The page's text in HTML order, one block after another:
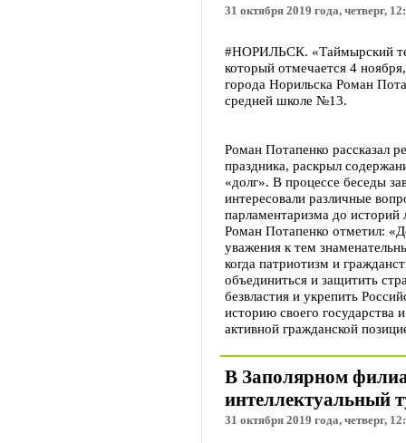
31 октября 2019 года, четверг,
#НОРИЛЬСК. «Таймырский
который отмечается 4
города Норильска Роман
средней школе №13.
Роман Потапенко рассказал
праздника, раскрыл
«долг». В процессе беседы
интересовали различные
парламентаризма до
Роман Потапенко отметил:
уважения к тем
когда патриотизм и
объединиться и защитить
безвластия и укрепить
историю своего
активной гражданской
В Заполярном
интеллектуальный
31 октября 2019 года, четверг,